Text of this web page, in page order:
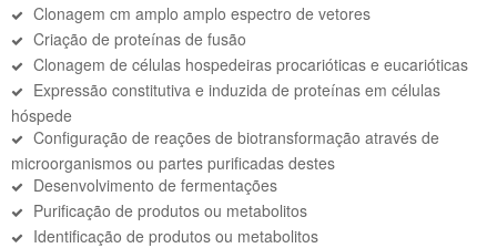
Clonagem cm amplo amplo espectro de vetores
Criação de proteínas de fusão
Clonagem de células hospedeiras procarióticas e eucarióticas
Expressão constitutiva e induzida de proteínas em células
hóspede
Configuração de reações de biotransformação através de
microorganismos ou partes purificadas destes
Desenvolvimento de fermentações
Purificação de produtos ou metabolitos
Identificação de produtos ou metabolitos